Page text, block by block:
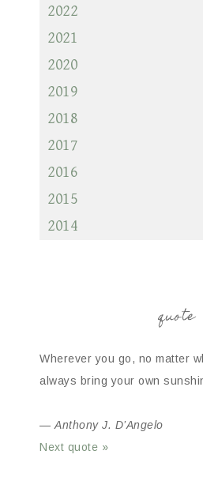
2022
2021
2020
2019
2018
2017
2016
2015
2014
quote
Wherever you go, no matter
always bring your own
— Anthony J. D’Angelo
Next quote »